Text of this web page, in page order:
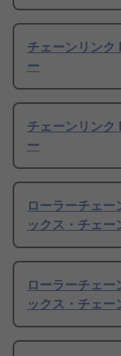
チェーンリンク
ー
チェーンリンク
ー
ローラーチェ
ックス・チェー
ローラーチェ
ックス・チェー